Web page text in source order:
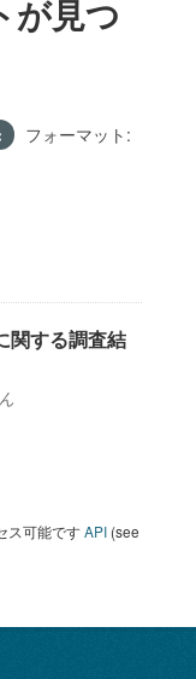
が見つ
フォーマット:
関する調査結
ス可能ですAPI (see